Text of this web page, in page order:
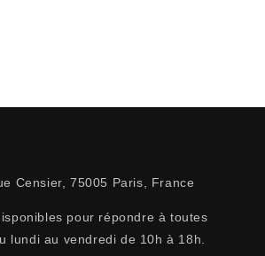
Censier, 75005 Paris, France
pour répondre à toutes
lundi au vendredi de 10h à 18h.